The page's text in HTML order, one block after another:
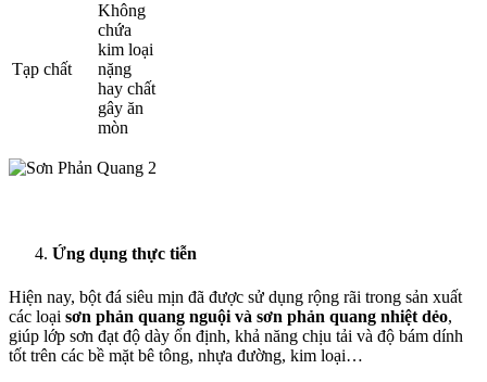
Tạp chất
Không
chứa
kim loại
nặng
hay chất
gây ăn
mòn
Ứng dụng thực tiễn
Hiện nay, bột đá siêu mịn đã được sử dụng rộng rãi trong sản xuất
các loại sơn phản quang nguội và sơn phản quang nhiệt dẻo,
giúp lớp sơn đạt độ dày ổn định, khả năng chịu tải và độ bám dính
tốt trên các bề mặt bê tông, nhựa đường, kim loại…